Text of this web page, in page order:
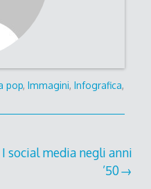
pop, Immagini, Infografica,
I social media negli anni
’50